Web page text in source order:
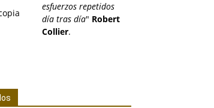
esfuerzos repetidos
día tras día" Robert
Collier.